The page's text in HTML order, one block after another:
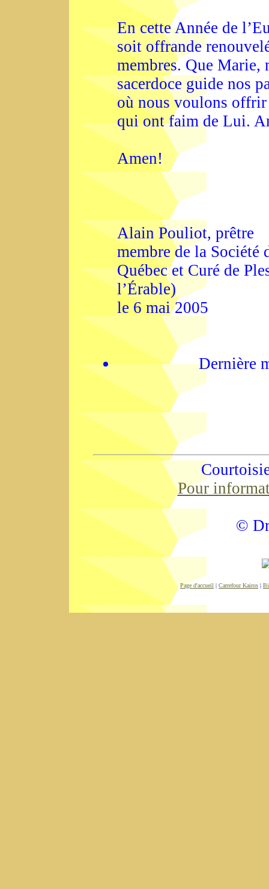
En cette Année de
soit offrande
membres. Que Marie,
sacerdoce guide nos
où nous voulons
qui ont faim de Lui.
Amen!
Alain Pouliot, prêtre
membre de la Société
Québec et Curé de
l’Érable)
le 6 mai 2005
Dernière
Pour
©
Page d'accueil | Carrefour Kairos |